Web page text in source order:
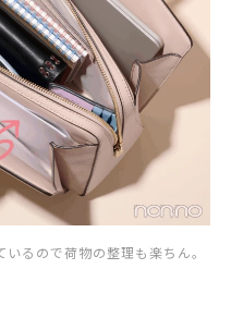
るので荷物の整理も楽ちん。